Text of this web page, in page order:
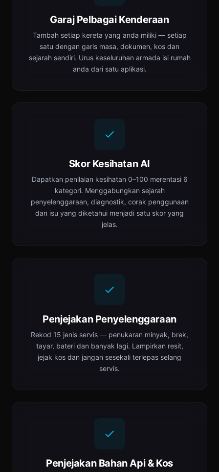
Garaj Pelbagai Kenderaan
Tambah setiap kereta yang anda miliki — setiap
satu dengan garis masa, dokumen, kos dan
sejarah sendiri. Urus keseluruhan armada isi rumah
anda dari satu aplikasi.
Skor Kesihatan AI
Dapatkan penilaian kesihatan 0–100 merentasi 6
kategori. Menggabungkan sejarah
penyelenggaraan, diagnostik, corak penggunaan
dan isu yang diketahui menjadi satu skor yang
jelas.
Penjejakan Penyelenggaraan
Rekod 15 jenis servis — penukaran minyak, brek,
tayar, bateri dan banyak lagi. Lampirkan resit,
jejak kos dan jangan sesekali terlepas selang
servis.
Penjejakan Bahan Api & Kos